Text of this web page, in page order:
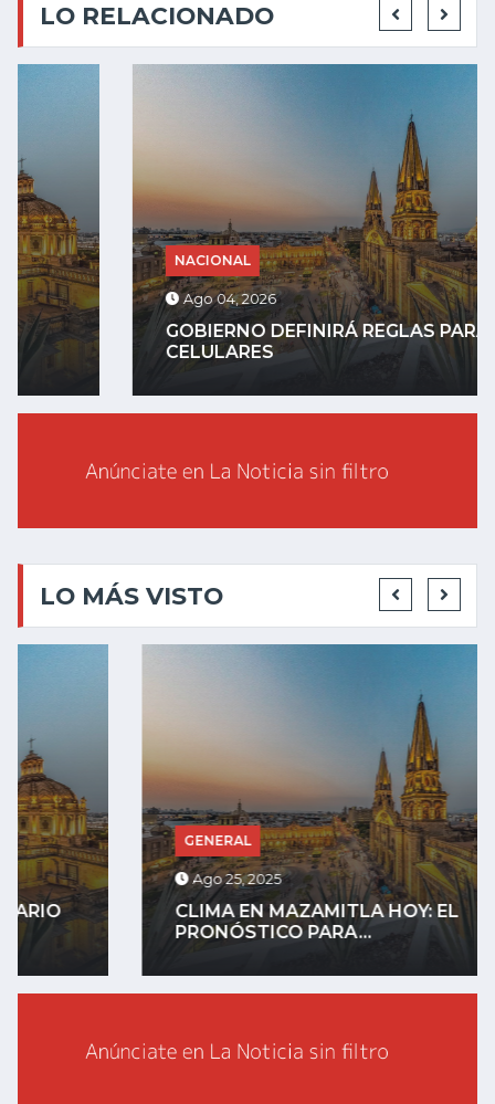
LO RELACIONADO
NACIONAL
Ago 04, 2026
GOBIERNO DEFINIRÁ REGLAS PARA
LO MÁS VISTO
GENERAL
Ago 25, 2025
CLIMA EN MAZAMITLA HOY: EL
PRONÓSTICO PARA...